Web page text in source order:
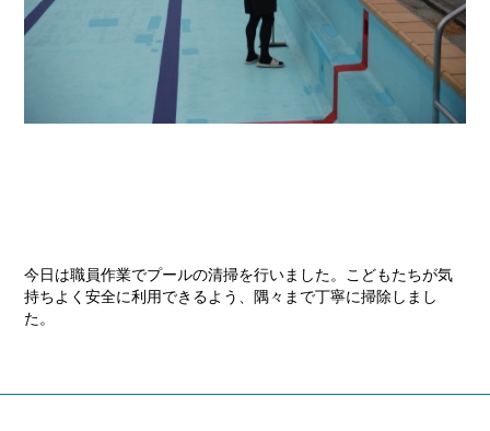
今日は職員作業でプールの清掃を行いました。こどもたちが気
持ちよく安全に利用できるよう、隅々まで丁寧に掃除しまし
た。